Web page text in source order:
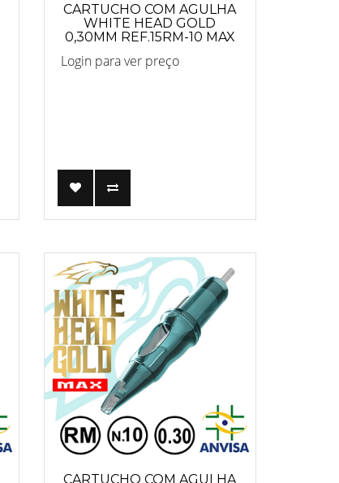
CARTUCHO COM AGULHA
WHITE HEAD GOLD
0,30MM REF.15RM-10 MAX
Login para ver preço
CARTUCHO COM AGULHA